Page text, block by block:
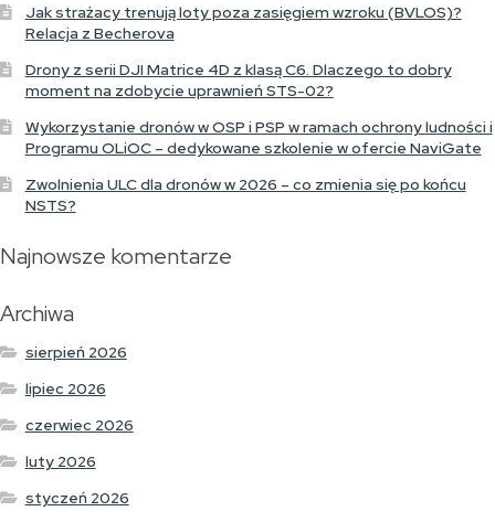
Jak strażacy trenują loty poza zasięgiem wzroku (BVLOS)?
Relacja z Becherova
Drony z serii DJI Matrice 4D z klasą C6. Dlaczego to dobry
moment na zdobycie uprawnień STS-02?
Wykorzystanie dronów w OSP i PSP w ramach ochrony ludności i
Programu OLiOC – dedykowane szkolenie w ofercie NaviGate
Zwolnienia ULC dla dronów w 2026 – co zmienia się po końcu
NSTS?
Najnowsze komentarze
Archiwa
sierpień 2026
lipiec 2026
czerwiec 2026
luty 2026
styczeń 2026